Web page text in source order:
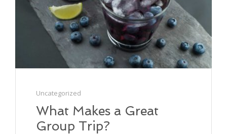
Uncategorized
What Makes a Great
Group Trip?